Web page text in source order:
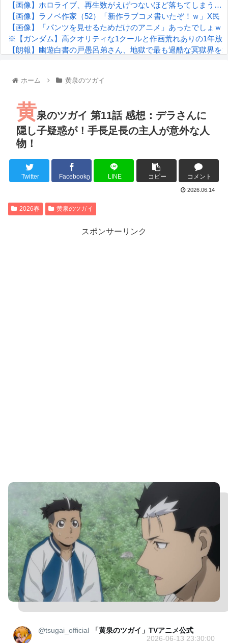
【画像】ホロライブ、再生数がえげつないほど落ちてしまう
【画像】ラノベ作家（52）「新作ラブコメ書いたぞ！ｗ」X
【画像】「パンツを見せるためだけのアニメ」あったでしょｗ
※【ガンダム】高クオリティな1クールと作画荒れありの1年放
【朗報】幽遊白書の戸愚呂弟さん、地獄で最も過酷な冥獄界を
『進撃の巨人』で一番面白いところってｗｗｗｗｗ
るろうに剣心 -明治剣客浪漫譚- 京都動乱 第33話の感想
同盟、帝国、フェザーン。生まれるなら何処がいいか問題！
Powered by livedoor 相互RSS
ホーム 黄泉のツガイ
黄泉のツガイ 第11話 感想：デラさんに
隠し子疑惑が！手長足長の主人が意外な人
物！
Twitter Facebook0 LINE コピー コメント
2026.06.14
2026春 黄泉のツガイ
スポンサーリンク
@tsugai_official
「黄泉のツガイ」TVアニメ公式
2026-06-13 23:30:00